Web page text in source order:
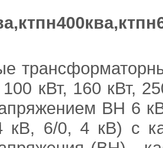
100 кВт, 160 кВт,
ВН 6
кВ, 6/0, 4 кВ) с